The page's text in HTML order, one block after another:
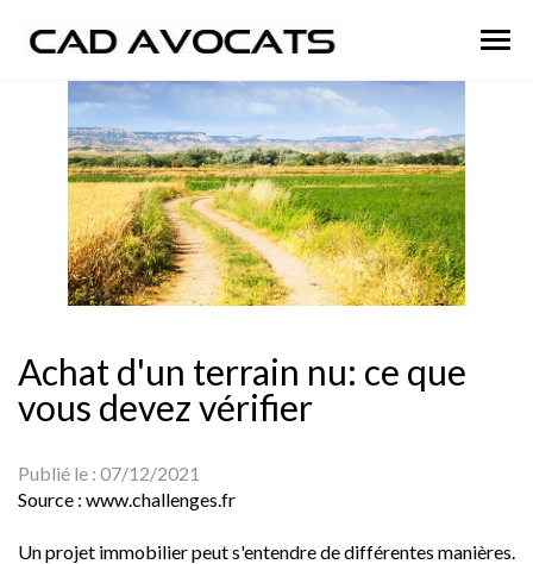
Achat d'un terrain nu: ce que
vous devez vérifier
Publié le : 07/12/2021
Source : www.challenges.fr
Un projet immobilier peut s'entendre de différentes manières.